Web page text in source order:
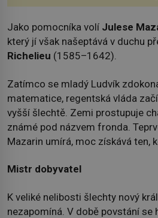
Jako pomocníka volí Julese
který jí však našeptává v duchu
Richelieu (1585–1642).
Zatímco se mladý Ludvík
matematice, regentská vláda
vyšší šlechtě. Zemi prostupuje
známé pod názvem fronda.
Mazarin umírá, moc získává ten,
Mistr dobyvatel
K veliké nelibosti šlechty nový
nezapomíná. V době povstání se